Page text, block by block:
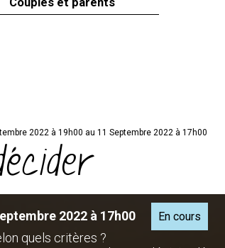
2022 à 19h00 au 11 Septembre 2022 à 17h00
2022 à 17h00 En cours
quels critères ?